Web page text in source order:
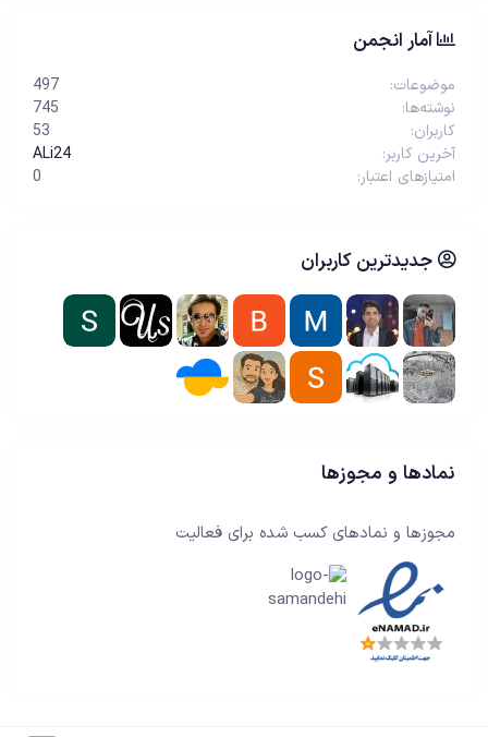
آمار انجمن
موضوعات
497
نوشته‌ها
745
کاربران
53
آخرین کاربر
ALi24
امتیازهای اعتبار
0
جدیدترین کاربران
نمادها و مجوزها
مجوزها و نمادهای کسب شده برای فعالیت